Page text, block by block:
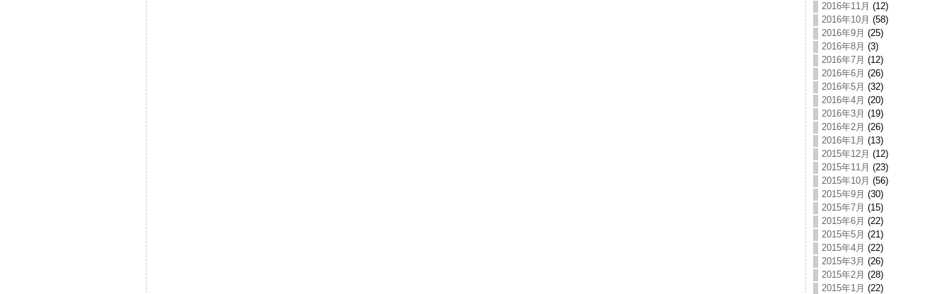
2016年11月 (12)
2016年10月 (58)
2016年9月 (25)
2016年8月 (3)
2016年7月 (12)
2016年6月 (26)
2016年5月 (32)
2016年4月 (20)
2016年3月 (19)
2016年2月 (26)
2016年1月 (13)
2015年12月 (12)
2015年11月 (23)
2015年10月 (56)
2015年9月 (30)
2015年7月 (15)
2015年6月 (22)
2015年5月 (21)
2015年4月 (22)
2015年3月 (26)
2015年2月 (28)
2015年1月 (22)